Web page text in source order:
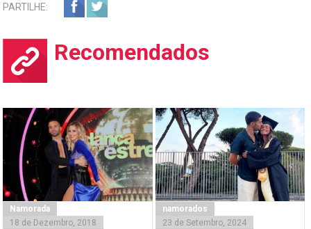
PARTILHE:
Recomendados
Namorada
18 de Dezembro, 2018
namorados
23 de Setembro, 2024